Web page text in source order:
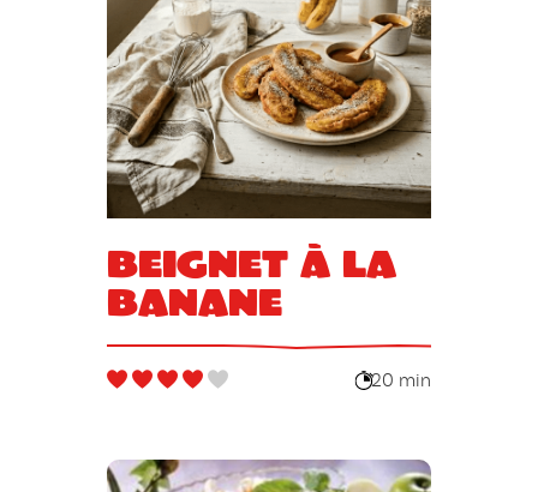
Beignet à la
banane
20 min